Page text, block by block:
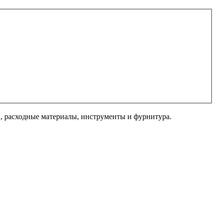
материалы, инструменты и фурнитура.